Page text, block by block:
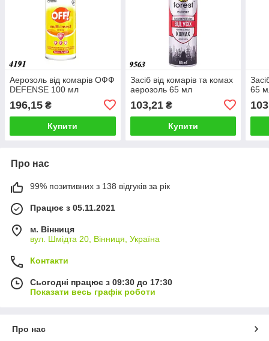
Аерозоль від комарів ОФФ
DEFENSE 100 мл
196,15 ₴
Купити
Засіб від комарів та комах
аерозоль 65 мл
103,21₴
Купити
65
Про нас
99% позитивних з 138 відгуків за рік
Працює з 05.11.2021
м. Вінниця
вул. Шмідта 20, Вінниця, Україна
Контакти
Сьогодні працює з 09:30 до 17:30
Показати весь графік роботи
Про нас